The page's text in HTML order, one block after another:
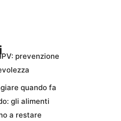
prevenzione
quando fa
gli alimenti
a restare